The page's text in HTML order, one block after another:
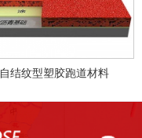
自结纹型塑胶跑道材料